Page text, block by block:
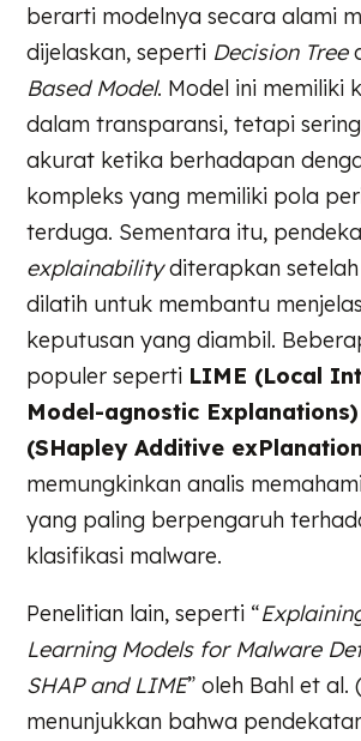
berarti modelnya secara alami
dijelaskan, seperti Decision Tree
Based Model. Model ini memiliki
dalam transparansi, tetapi
akurat ketika berhadapan
kompleks yang memiliki pola
terduga. Sementara itu,
explainabilityditerapkan setelah
dilatih untuk membantu
keputusan yang diambil.
populer seperti LIME (Local
Model-agnostic Explanations)
(SHapley Additive
memungkinkan analis
yang paling berpengaruh
klasifikasi malware.
Penelitian lain, seperti “
Learning Models for Malware
SHAP and LIME” oleh Bahl et al.
menunjukkan bahwa